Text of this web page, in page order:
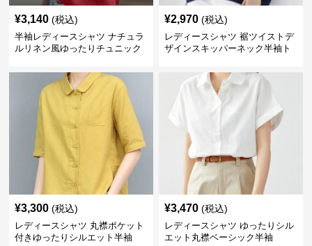
¥3,140 (税込)
半袖レディースシャツ ナチュラ
ルリネン風ゆったりチュニック
¥2,970 (税込)
レディースシャツ 裾ツイストデ
ザインスキッパーネック半袖ト
¥3,300 (税込)
レディースシャツ 丸襟ポケット
付きゆったりシルエット半袖
¥3,470 (税込)
レディースシャツ ゆったりシル
エット丸襟ベーシック半袖